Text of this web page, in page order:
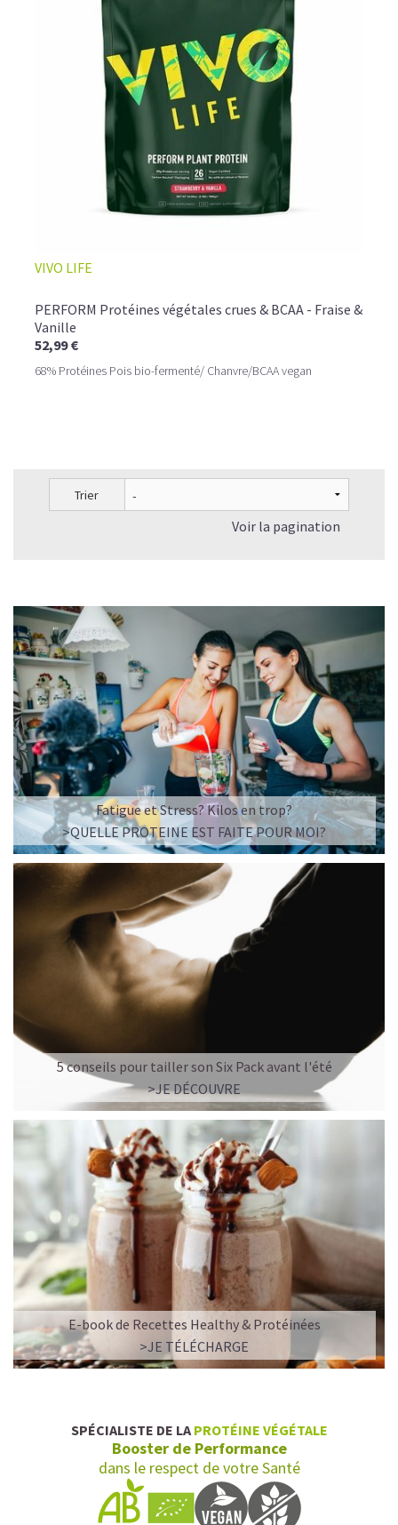
VIVO LIFE
PERFORM Protéines végétales crues & BCAA - Fraise &
Vanille
52,99 €
68% Protéines Pois bio-fermenté/ Chanvre/BCAA vegan
Trier
Voir la pagination
Fatigue et Stress? Kilos en trop?
>QUELLE PROTEINE EST FAITE POUR MOI?
5 conseils pour tailler son Six Pack avant l'été
>JE DÉCOUVRE
E-book de Recettes Healthy & Protéinées
>JE TÉLÉCHARGE
SPÉCIALISTE DE LA PROTÉINE VÉGÉTALE
Booster de Performance
dans le respect de votre Santé